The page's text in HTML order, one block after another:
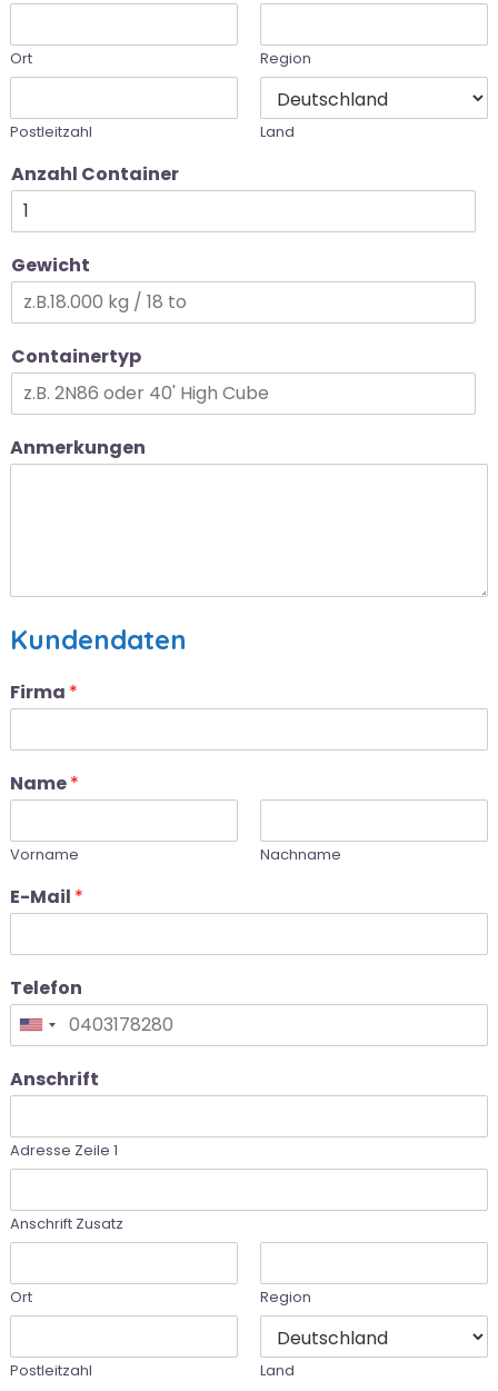
Ort Region
Postleitzahl Land
Anzahl Container
Gewicht
Containertyp
Anmerkungen
Kundendaten
Firma *
Name*
Vorname Nachname
E-Mail *
Telefon
United
+1
Anschrift
Adresse Zeile 1
Anschrift Zusatz
Ort Region
Postleitzahl Land